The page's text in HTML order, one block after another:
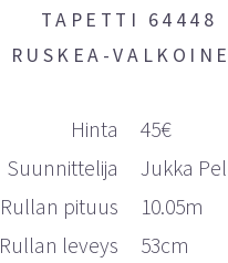
TAPETTI 64448
RUSKEA-
Hinta
45€
Suunnittelija
Jukka
Rullan pituus
10.05m
Rullan leveys
53cm